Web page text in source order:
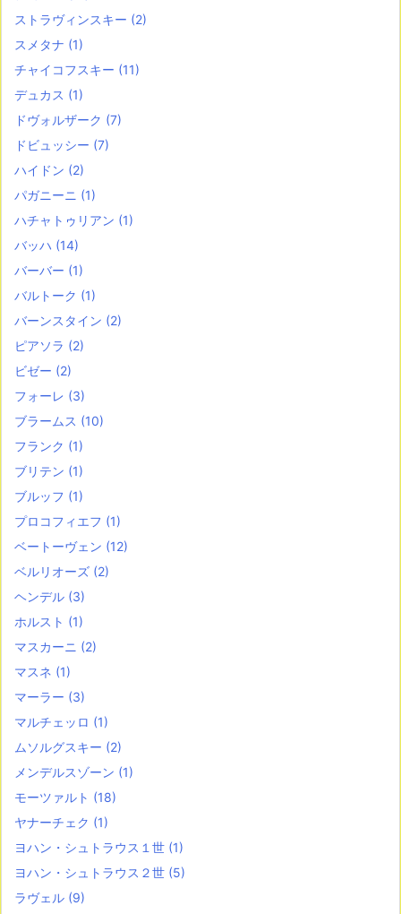
ストラヴィンスキー (2)
スメタナ (1)
チャイコフスキー (11)
デュカス (1)
ドヴォルザーク (7)
ドビュッシー (7)
ハイドン (2)
パガニーニ (1)
ハチャトゥリアン (1)
バッハ (14)
バーバー (1)
バルトーク (1)
バーンスタイン (2)
ピアソラ (2)
ビゼー (2)
フォーレ (3)
ブラームス (10)
フランク (1)
ブリテン (1)
ブルッフ (1)
プロコフィエフ (1)
ベートーヴェン (12)
ベルリオーズ (2)
ヘンデル (3)
ホルスト (1)
マスカーニ (2)
マスネ (1)
マーラー (3)
マルチェッロ (1)
ムソルグスキー (2)
メンデルスゾーン (1)
モーツァルト (18)
ヤナーチェク (1)
ヨハン・シュトラウス１世 (1)
ヨハン・シュトラウス２世 (5)
ラヴェル (9)